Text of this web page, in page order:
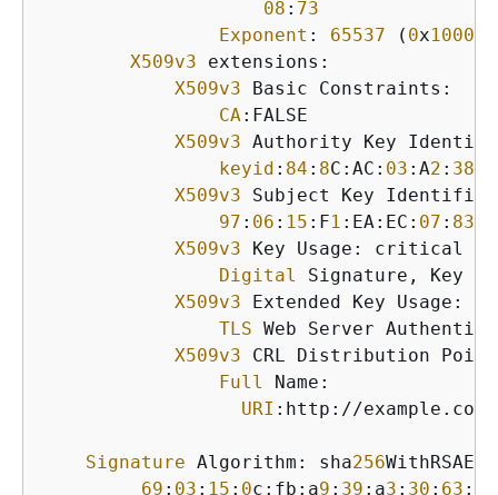
08 : 73
Exponent : 65537 ( 0x10001
X509v3 extensions:
X509v3 Basic Constraints:
CA:FALSE
X509v3 Authority Key
keyid : 84 : 8C:AC: 03 :A2 : 38
X509v3 Subject Key
97 : 06 : 15 :F1 :EA:EC: 07 : 83
X509v3 Key Usage: critical
Digital
Signature, Key
X509v3 Extended Key Usage:
TLS Web Server
X509v3 CRL Distribution
Full
Name:
URI :http://
Signature Algorithm: sha256
69 : 03 : 15 : 0c:fb:a9 : 39 :a3 : 30 : 63 :b